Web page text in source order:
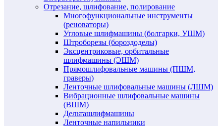
Отрезание, шлифование, полирование
Многофункциональные инструменты
(реноваторы)
Угловые шлифмашины (болгарки, УШМ)
Штроборезы (бороздоделы)
Эксцентриковые, орбитальные
шлифмашины (ЭШМ)
Прямошлифовальные машины (ПШМ,
граверы)
Ленточные шлифовальные машины (ЛШМ)
Вибрационные шлифовальные машины
(ВШМ)
Дельташлифмашины
Ленточные напильники